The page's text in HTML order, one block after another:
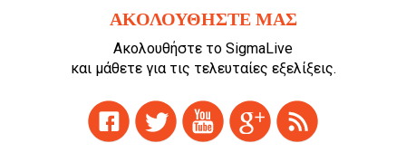
ΑΚΟΛΟΥΘΗΣΤΕ ΜΑΣ
Ακολουθήστε το SigmaLive
και μάθετε για τις τελευταίες εξελίξεις.